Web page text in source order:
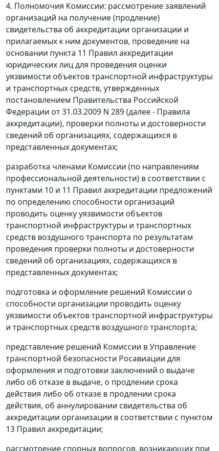
4. Полномочия Комиссии: рассмотрение заявлений
организаций на получение (продление)
свидетельства об аккредитации организации и
прилагаемых к ним документов, проведение на
основании пункта 11 Правил аккредитации
юридических лиц для проведения оценки
уязвимости объектов транспортной инфраструктуры
и транспортных средств, утвержденных
постановлением Правительства Российской
Федерации от 31.03.2009 N 289 (далее - Правила
аккредитации), проверки полноты и достоверности
сведений об организациях, содержащихся в
представленных документах;
разработка членами Комиссии (по направлениям
профессиональной деятельности) в соответствии с
пунктами 10 и 11 Правил аккредитации предложений
по определению способности организаций
проводить оценку уязвимости объектов
транспортной инфраструктуры и транспортных
средств воздушного транспорта по результатам
проведения проверки полноты и достоверности
сведений об организациях, содержащихся в
представленных документах;
подготовка и оформление решений Комиссии о
способности организации проводить оценку
уязвимости объектов транспортной инфраструктуры
и транспортных средств воздушного транспорта;
представление решений Комиссии в Управление
транспортной безопасности Росавиации для
оформления и подготовки заключений о выдаче
либо об отказе в выдаче, о продлении срока
действия либо об отказе в продлении срока
действия, об аннулировании свидетельства об
аккредитации организации в соответствии с пунктом
13 Правил аккредитации;
рассмотрение спорных вопросов, возникающих при